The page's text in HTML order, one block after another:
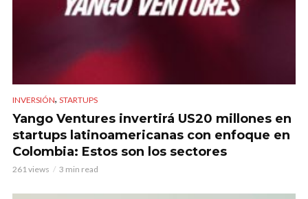
INVERSIÓN, STARTUPS
Yango Ventures invertirá US20 millones en
startups latinoamericanas con enfoque en
Colombia: Estos son los sectores
261 views 3 min read